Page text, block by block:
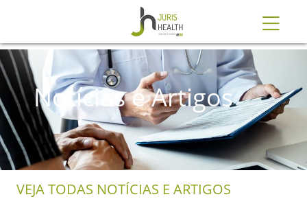
Notícias e Artigos
VEJA TODAS NOTÍCIAS E ARTIGOS